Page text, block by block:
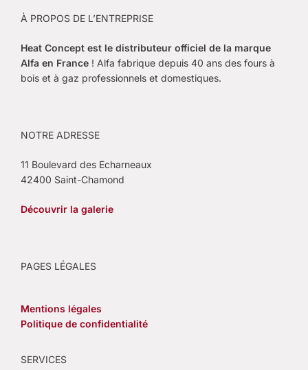
À PROPOS DE L’ENTREPRISE
Heat Concept est le distributeur officiel de la marque
Alfa en France ! Alfa fabrique depuis 40 ans des fours à
bois et à gaz professionnels et domestiques.
NOTRE ADRESSE
11 Boulevard des Echarneaux
42400 Saint-Chamond
Découvrir la galerie
PAGES LÉGALES
Mentions légales
Politique de confidentialité
SERVICES